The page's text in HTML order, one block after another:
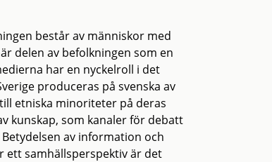
består av människor med
delen av befolkningen som en
har en nyckelroll i det
produceras på svenska av
etniska minoriteter på deras
kunskap, som kanaler för debatt
av information och
ett samhällsperspektiv är det